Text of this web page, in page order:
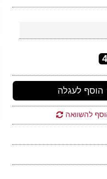
הוסף לעגלה
להשוואה